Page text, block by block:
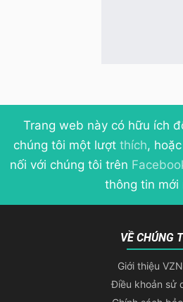
Trang web này có hữu ích
chúng tôi một lượt thích,
nối với chúng tôi trên
thông tin mới
VỀ CHÚNG
Giới thiệu
Điều khoản sử